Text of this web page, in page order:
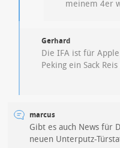
meinem 4er
Gerhard
Die IFA ist für
Peking ein Sack
marcus
Gibt es auch News für
neuen Unterputz-